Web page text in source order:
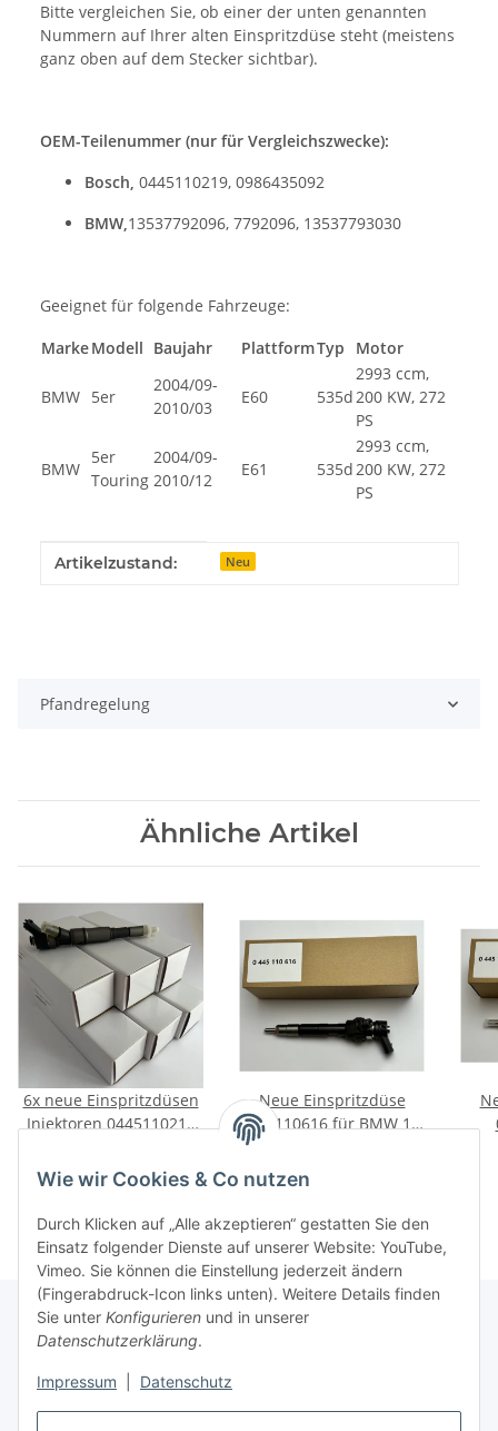
Wie wir Cookies & Co nutzen
Durch Klicken auf „Alle akzeptieren“ gestatten Sie den
Einsatz folgender Dienste auf unserer Website: YouTube,
Vimeo. Sie können die Einstellung jederzeit ändern
(Fingerabdruck-Icon links unten). Weitere Details finden
Sie unter Konfigurieren und in unserer
Datenschutzerklärung.
Impressum Datenschutz
Bitte vergleichen Sie, ob einer der unten genannten
Nummern auf Ihrer alten Einspritzdüse steht (meistens
ganz oben auf dem Stecker sichtbar).
OEM-Teilenummer (nur für Vergleichszwecke):
Bosch, 0445110219, 0986435092
BMW,13537792096, 7792096, 13537793030
Geeignet für folgende Fahrzeuge:
MarkeModell Baujahr PlattformTyp Motor
BMW 5er
2004/09-
2010/03
E60 535d
2993 ccm,
200 KW, 272
PS
BMW
5er
Touring
2004/09-
2010/12
E61 535d
2993 ccm,
200 KW, 272
PS
Produkteigenschaft
Wert
Artikelzustand: Neu
Pfandregelung
Ähnliche Artikel
6x neue Einspritzdüsen
Injektoren 0445110219
Touring
Neue Einspritzdüse
0445110616 für BMW 1 2
3 4 5 7 X1 X3 X4 X5 X6